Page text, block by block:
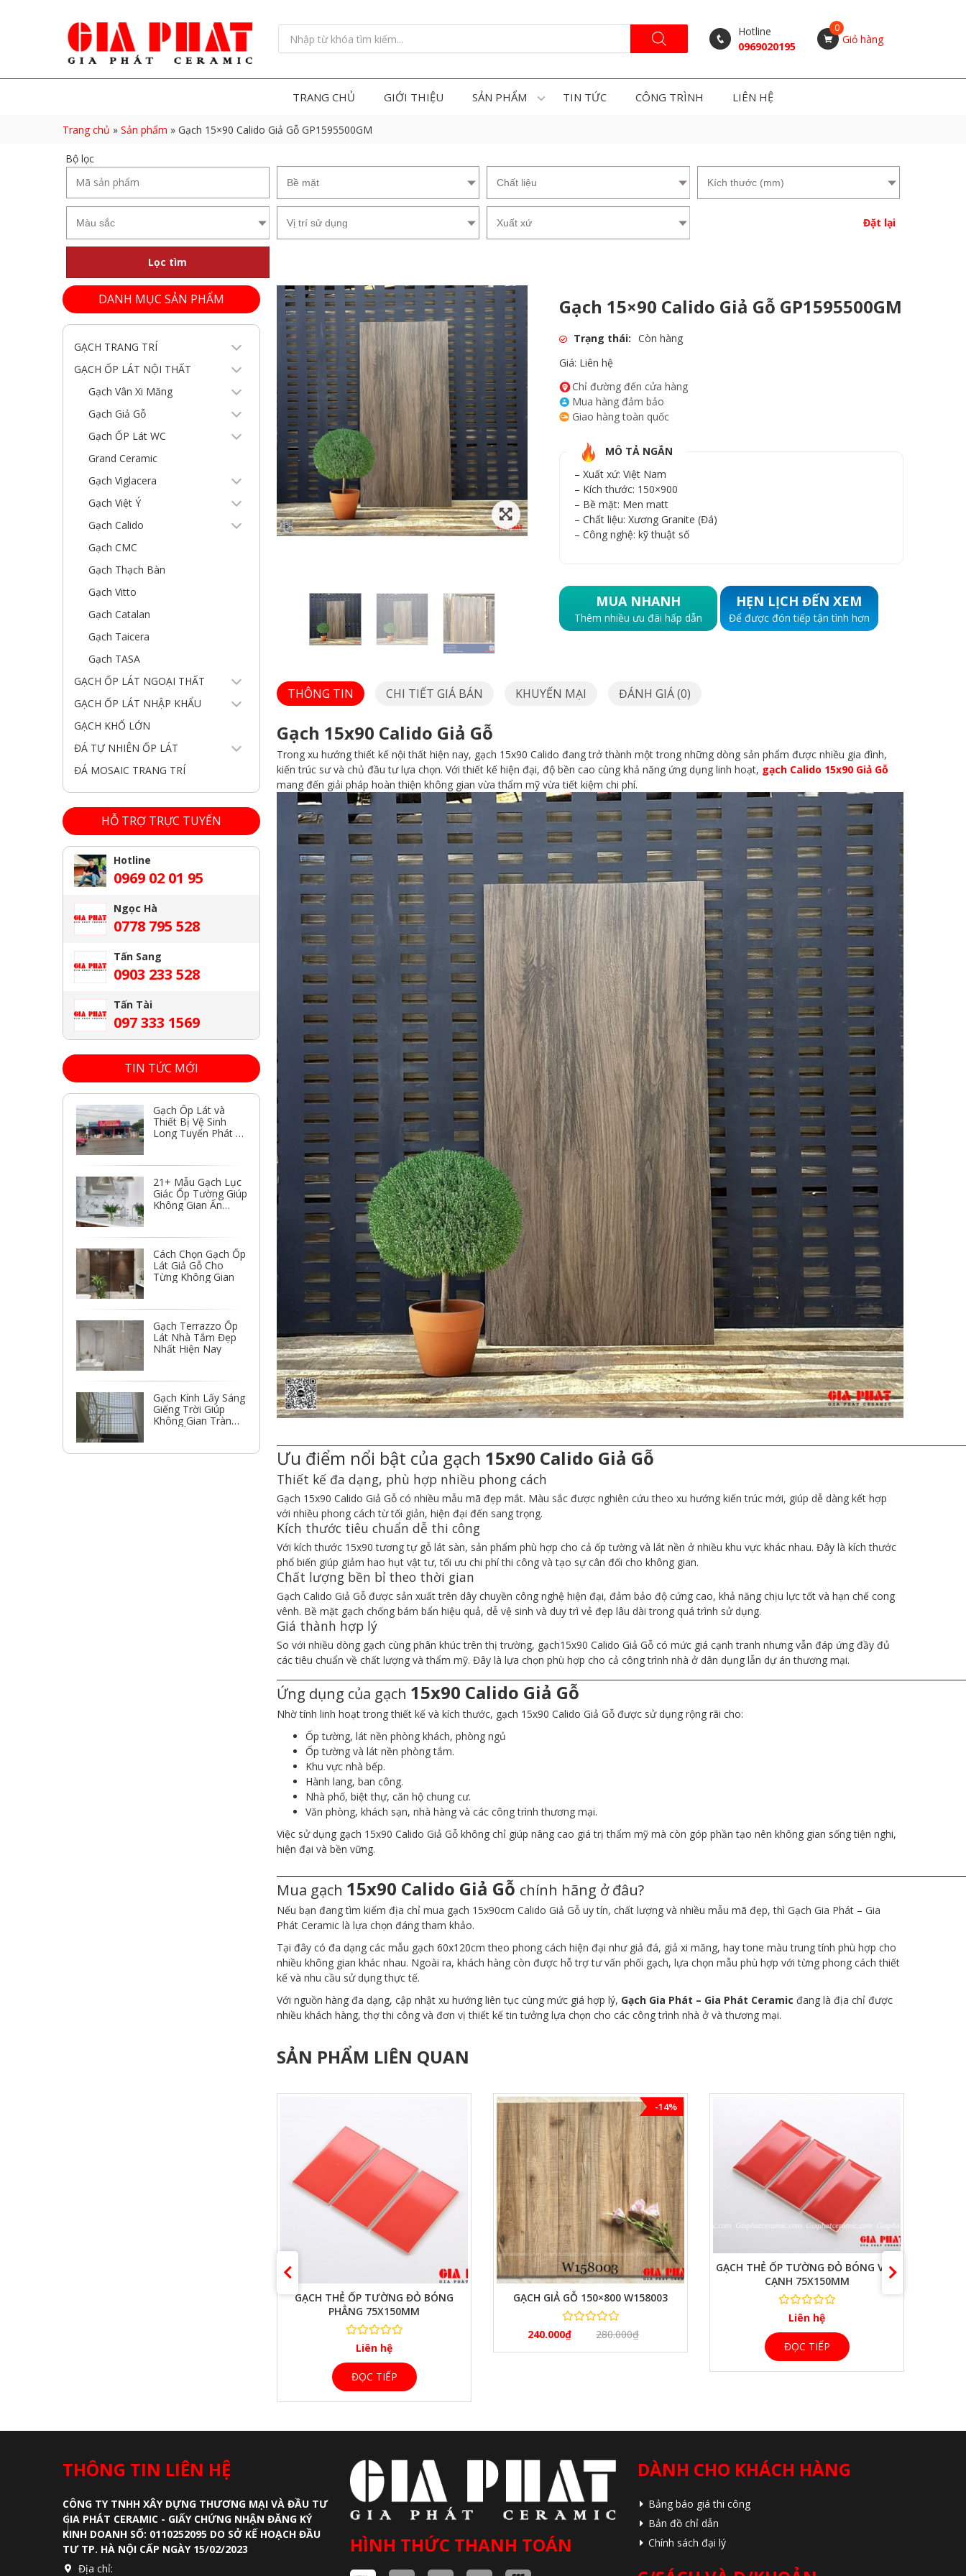
Hotline
0969020195
Giỏ hàng
TRANG CHỦ GIỚI THIỆU SẢN PHẨM TIN TỨC CÔNG TRÌNH LIÊN HỆ
Trang chủ » Sản phẩm » Gạch 15×90 Calido Giả Gỗ GP1595500GM
Bộ lọc
Đặt lại
Lọc tìm
Gạch 15×90 Calido Giả Gỗ GP1595500GM
Trạng thái: Còn hàng
Giá: Liên hệ
Chỉ đường đến cửa hàng
Mua hàng đảm bảo
Giao hàng toàn quốc
MÔ TẢ NGẮN
– Xuất xứ: Việt Nam
– Kích thước: 150×900
– Bề mặt: Men matt
– Chất liệu: Xương Granite (Đá)
– Công nghệ: kỹ thuật số
MUA NHANH
Thêm nhiều ưu đãi hấp dẫn
HẸN LỊCH ĐẾN XEM
Để được đón tiếp tận tình hơn
THÔNG TIN CHI TIẾT GIÁ BÁN KHUYẾN MẠI ĐÁNH GIÁ (0)
Gạch 15x90 Calido Giả Gỗ
Trong xu hướng thiết kế nội thất hiện nay, gạch 15x90 Calido đang trở thành một trong những dòng sản phẩm được nhiều gia đình,
kiến trúc sư và chủ đầu tư lựa chọn. Với thiết kế hiện đại, độ bền cao cùng khả năng ứng dụng linh hoạt, gạch Calido 15x90 Giả Gỗ
mang đến giải pháp hoàn thiện không gian vừa thẩm mỹ vừa tiết kiệm chi phí.
Ưu điểm nổi bật của gạch 15x90 Calido Giả Gỗ
Thiết kế đa dạng, phù hợp nhiều phong cách
Gạch 15x90 Calido Giả Gỗ có nhiều mẫu mã đẹp mắt. Màu sắc được nghiên cứu theo xu hướng kiến trúc mới, giúp dễ dàng kết hợp
với nhiều phong cách từ tối giản, hiện đại đến sang trọng.
Kích thước tiêu chuẩn dễ thi công
Với kích thước 15x90 tương tự gỗ lát sàn, sản phẩm phù hợp cho cả ốp tường và lát nền ở nhiều khu vực khác nhau. Đây là kích thước
phổ biến giúp giảm hao hụt vật tư, tối ưu chi phí thi công và tạo sự cân đối cho không gian.
Chất lượng bền bỉ theo thời gian
Gạch Calido Giả Gỗ được sản xuất trên dây chuyền công nghệ hiện đại, đảm bảo độ cứng cao, khả năng chịu lực tốt và hạn chế cong
vênh. Bề mặt gạch chống bám bẩn hiệu quả, dễ vệ sinh và duy trì vẻ đẹp lâu dài trong quá trình sử dụng.
Giá thành hợp lý
So với nhiều dòng gạch cùng phân khúc trên thị trường, gạch15x90 Calido Giả Gỗ có mức giá cạnh tranh nhưng vẫn đáp ứng đầy đủ
các tiêu chuẩn về chất lượng và thẩm mỹ. Đây là lựa chọn phù hợp cho cả công trình nhà ở dân dụng lẫn dự án thương mại.
Ứng dụng của gạch 15x90 Calido Giả Gỗ
Nhờ tính linh hoạt trong thiết kế và kích thước, gạch 15x90 Calido Giả Gỗ được sử dụng rộng rãi cho:
Ốp tường, lát nền phòng khách, phòng ngủ
Ốp tường và lát nền phòng tắm.
Khu vực nhà bếp.
Hành lang, ban công.
Nhà phố, biệt thự, căn hộ chung cư.
Văn phòng, khách sạn, nhà hàng và các công trình thương mại.
Việc sử dụng gạch 15x90 Calido Giả Gỗ không chỉ giúp nâng cao giá trị thẩm mỹ mà còn góp phần tạo nên không gian sống tiện nghi,
hiện đại và bền vững.
Mua gạch 15x90 Calido Giả Gỗ chính hãng ở đâu?
Nếu bạn đang tìm kiếm địa chỉ mua gạch 15x90cm Calido Giả Gỗ uy tín, chất lượng và nhiều mẫu mã đẹp, thì Gạch Gia Phát – Gia
Phát Ceramic là lựa chọn đáng tham khảo.
Tại đây có đa dạng các mẫu gạch 60x120cm theo phong cách hiện đại như giả đá, giả xi măng, hay tone màu trung tính phù hợp cho
nhiều không gian khác nhau. Ngoài ra, khách hàng còn được hỗ trợ tư vấn phối gạch, lựa chọn mẫu phù hợp với từng phong cách thiết
kế và nhu cầu sử dụng thực tế.
Với nguồn hàng đa dạng, cập nhật xu hướng liên tục cùng mức giá hợp lý, Gạch Gia Phát – Gia Phát Ceramic đang là địa chỉ được
nhiều khách hàng, thợ thi công và đơn vị thiết kế tin tưởng lựa chọn cho các công trình nhà ở và thương mại.
SẢN PHẨM LIÊN QUAN
GẠCH THẺ ỐP TƯỜNG ĐỎ BÓNG
PHẲNG 75X150MM
Liên hệ
ĐỌC TIẾP
GẠCH GIẢ GỖ 150×800 W158003
240.000₫ 280.000₫
-14%
XEM NHANH
GẠCH THẺ ỐP TƯỜNG ĐỎ BÓNG VÁT
CẠNH 75X150MM
Liên hệ
ĐỌC TIẾP
XEM NHANH
DANH MỤC SẢN PHẨM
GẠCH TRANG TRÍ
GẠCH ỐP LÁT NỘI THẤT
Gạch Vân Xi Măng
Gạch Giả Gỗ
Gạch ỐP Lát WC
Grand Ceramic
Gạch Viglacera
Gạch Việt Ý
Gạch Calido
Gạch CMC
Gạch Thạch Bàn
Gạch Vitto
Gạch Catalan
Gạch Taicera
Gạch TASA
GẠCH ỐP LÁT NGOẠI THẤT
GẠCH ỐP LÁT NHẬP KHẨU
GẠCH KHỔ LỚN
ĐÁ TỰ NHIÊN ỐP LÁT
ĐÁ MOSAIC TRANG TRÍ
HỖ TRỢ TRỰC TUYẾN
Hotline
0969 02 01 95
Ngọc Hà
0778 795 528
Tấn Sang
0903 233 528
Tấn Tài
097 333 1569
TIN TỨC MỚI
Gạch Ốp Lát và
Thiết Bị Vệ Sinh
Long Tuyến Phát –
21+ Mẫu Gạch Lục
Giác Ốp Tường Giúp
Không Gian Ấn
Cách Chọn Gạch Ốp
Lát Giả Gỗ Cho
Từng Không Gian
Gạch Terrazzo Ốp
Lát Nhà Tắm Đẹp
Nhất Hiện Nay
Gạch Kính Lấy Sáng
Giếng Trời Giúp
Không Gian Tràn
THÔNG TIN LIÊN HỆ
CÔNG TY TNHH XÂY DỰNG THƯƠNG MẠI VÀ ĐẦU TƯ
GIA PHÁT CERAMIC - GIẤY CHỨNG NHẬN ĐĂNG KÝ
KINH DOANH SỐ: 0110252095 DO SỞ KẾ HOẠCH ĐẦU
TƯ TP. HÀ NỘI CẤP NGÀY 15/02/2023
Địa chỉ:
HÌNH THỨC THANH TOÁN
DÀNH CHO KHÁCH HÀNG
Bảng báo giá thi công
Bản đồ chỉ dẫn
Chính sách đại lý